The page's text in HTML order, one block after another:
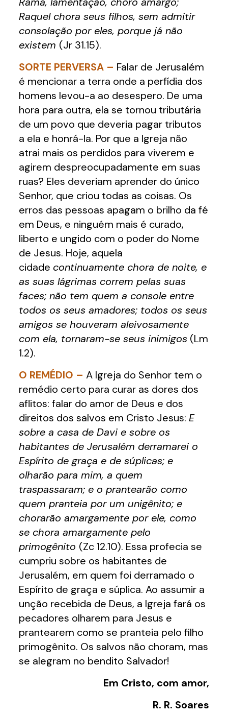
Raquel chora seus filhos, sem admitir
consolação por eles, porque já não
existem (Jr 31.15).
SORTE PERVERSA – Falar de Jerusalém
é mencionar a terra onde a perfídia dos
homens levou-a ao desespero. De uma
hora para outra, ela se tornou tributária
de um povo que deveria pagar tributos
a ela e honrá-la. Por que a Igreja não
atrai mais os perdidos para viverem e
agirem despreocupadamente em suas
ruas? Eles deveriam aprender do único
Senhor, que criou todas as coisas. Os
erros das pessoas apagam o brilho da fé
em Deus, e ninguém mais é curado,
liberto e ungido com o poder do Nome
de Jesus. Hoje, aquela
cidade continuamente chora de noite, e
as suas lágrimas correm pelas suas
faces; não tem quem a console entre
todos os seus amadores; todos os seus
amigos se houveram aleivosamente
com ela, tornaram-se seus inimigos(Lm
1.2).
O REMÉDIO – A Igreja do Senhor tem o
remédio certo para curar as dores dos
aflitos: falar do amor de Deus e dos
direitos dos salvos em Cristo Jesus: E
sobre a casa de Davi e sobre os
habitantes de Jerusalém derramarei o
Espírito de graça e de súplicas; e
olharão para mim, a quem
traspassaram; e o prantearão como
quem pranteia por um unigênito; e
chorarão amargamente por ele, como
se chora amargamente pelo
primogênito (Zc 12.10). Essa profecia se
cumpriu sobre os habitantes de
Jerusalém, em quem foi derramado o
Espírito de graça e súplica. Ao assumir a
unção recebida de Deus, a Igreja fará os
pecadores olharem para Jesus e
prantearem como se pranteia pelo filho
primogênito. Os salvos não choram, mas
se alegram no bendito Salvador!
Em Cristo, com amor,
R. R. Soares